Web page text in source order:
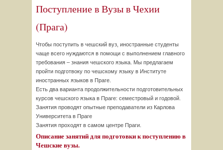
Поступление в Вузы в Чехии
(Прага)
Чтобы поступить в чешский вуз, иностранные студенты
чаще всего нуждаются в помощи с выполнением главного
требования – знания чешского языка. Мы предлагаем
пройти подготвоку по чешcкому языку в Институте
иностранных языков в Праге.
Есть два варианта продолжительности подготовительных
курсов чешского языка в Праге: семестровый и годовой.
Занятия проводят опытные преподаватели из Карлова
Университета в Праге
Занятия проходят в самом центре Праги.
Описание занятий для подготовки к поступлению в
Чешские вузы.